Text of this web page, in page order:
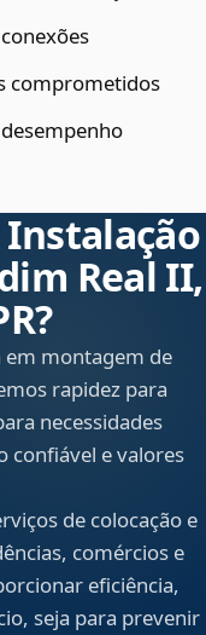
comprometidos
Real II,
em montagem de
rapidez para
necessidades
confiável e valores
de colocação e
comércios e
eficiência,
seja para prevenir